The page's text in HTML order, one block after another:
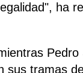
ha
Pedro
sus tramas